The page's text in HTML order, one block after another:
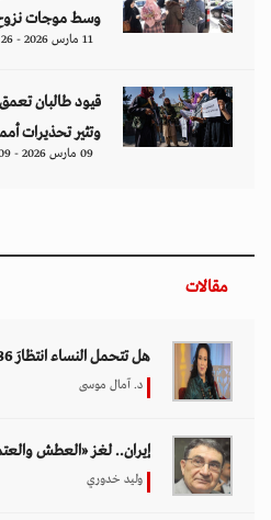
وسط موجات
11 مارس 2026 - 10:26
قيود طالبان
وتثير تحذيرات
09 مارس 2026 - 14:09
مقالات
هل تتحمل النساء انتظارَ 286 عاماً؟
د. آمال موسى
إيران.. لغز «العطش
وليد خدوري